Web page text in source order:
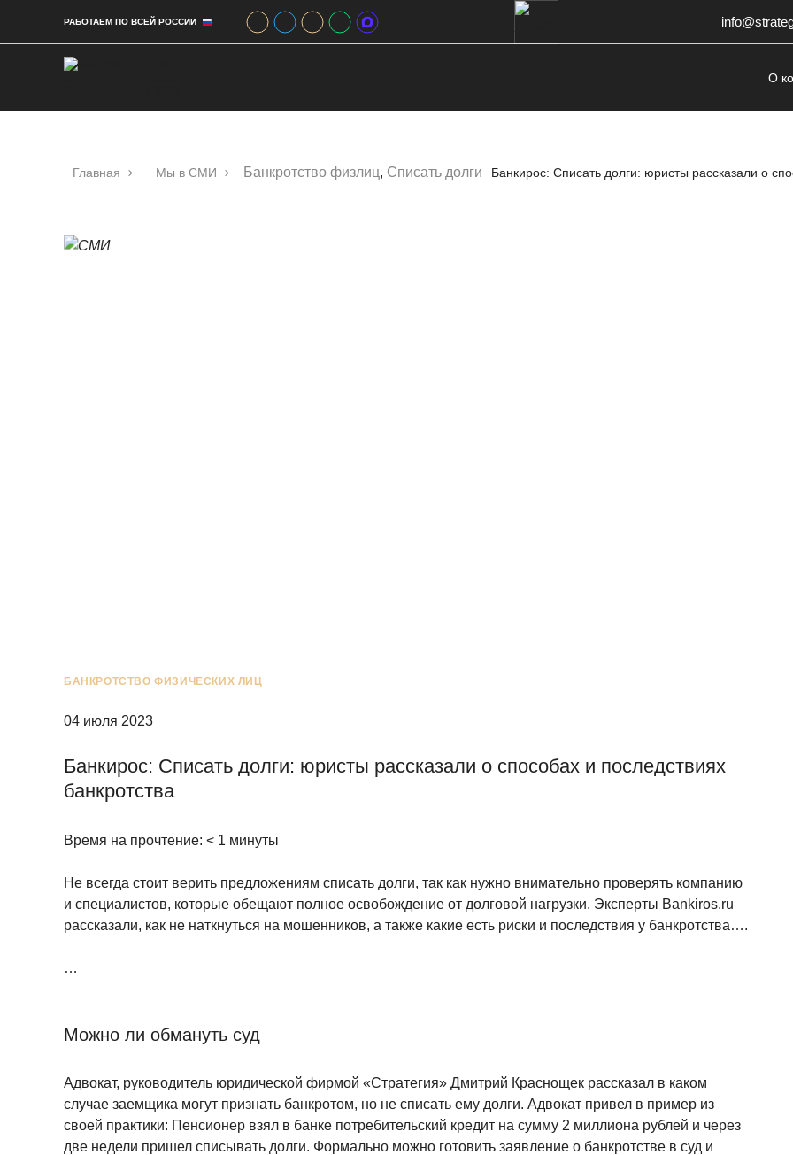
РАБОТАЕМ ПО ВСЕЙ РОССИИ
О
Главная Мы в СМИ Банкротство физлиц, Списать долги Банкирос: Списать долги: юристы рассказали о
БАНКРОТСТВО ФИЗИЧЕСКИХ ЛИЦ
04 июля 2023
Банкирос: Списать долги: юристы рассказали о способах и последствиях
банкротства
Время на прочтение: < 1 минуты
Не всегда стоит верить предложениям списать долги, так как нужно внимательно проверять компанию
и специалистов, которые обещают полное освобождение от долговой нагрузки. Эксперты Bankiros.ru
рассказали, как не наткнуться на мошенников, а также какие есть риски и последствия у банкротства….
…
Можно ли обмануть суд
Адвокат, руководитель юридической фирмой «Стратегия» Дмитрий Краснощек рассказал в каком
случае заемщика могут признать банкротом, но не списать ему долги. Адвокат привел в пример из
своей практики: Пенсионер взял в банке потребительский кредит на сумму 2 миллиона рублей и через
две недели пришел списывать долги. Формально можно готовить заявление о банкротстве в суд и